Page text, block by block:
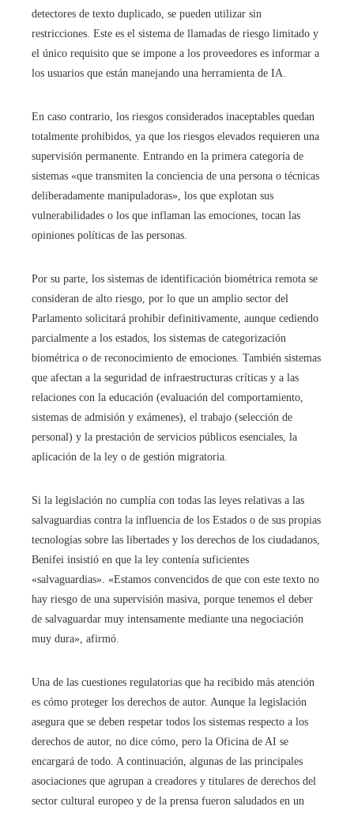
detectores de texto duplicado, se pueden utilizar sin
restricciones. Este es el sistema de llamadas de riesgo limitado y
el único requisito que se impone a los proveedores es informar a
los usuarios que están manejando una herramienta de IA.
En caso contrario, los riesgos considerados inaceptables quedan
totalmente prohibidos, ya que los riesgos elevados requieren una
supervisión permanente. Entrando en la primera categoría de
sistemas «que transmiten la conciencia de una persona o técnicas
deliberadamente manipuladoras», los que explotan sus
vulnerabilidades o los que inflaman las emociones, tocan las
opiniones políticas de las personas.
Por su parte, los sistemas de identificación biométrica remota se
consideran de alto riesgo, por lo que un amplio sector del
Parlamento solicitará prohibir definitivamente, aunque cediendo
parcialmente a los estados, los sistemas de categorización
biométrica o de reconocimiento de emociones. También sistemas
que afectan a la seguridad de infraestructuras críticas y a las
relaciones con la educación (evaluación del comportamiento,
sistemas de admisión y exámenes), el trabajo (selección de
personal) y la prestación de servicios públicos esenciales, la
aplicación de la ley o de gestión migratoria.
Si la legislación no cumplía con todas las leyes relativas a las
salvaguardias contra la influencia de los Estados o de sus propias
tecnologías sobre las libertades y los derechos de los ciudadanos,
Benifei insistió en que la ley contenía suficientes
«salvaguardias». «Estamos convencidos de que con este texto no
hay riesgo de una supervisión masiva, porque tenemos el deber
de salvaguardar muy intensamente mediante una negociación
muy dura», afirmó.
Una de las cuestiones regulatorias que ha recibido más atención
es cómo proteger los derechos de autor. Aunque la legislación
asegura que se deben respetar todos los sistemas respecto a los
derechos de autor, no dice cómo, pero la Oficina de AI se
encargará de todo. A continuación, algunas de las principales
asociaciones que agrupan a creadores y titulares de derechos del
sector cultural europeo y de la prensa fueron saludados en un